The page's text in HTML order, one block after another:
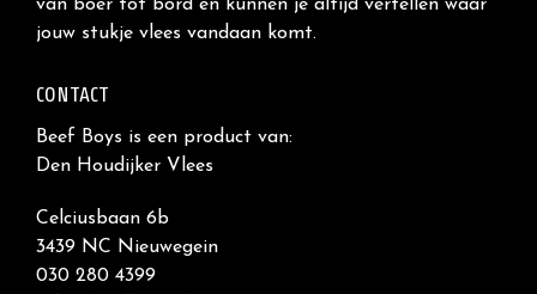
van boer tot bord en kunnen je altijd vertellen waar
jouw stukje vlees vandaan komt.
CONTACT
Beef Boys is een product van:
Den Houdijker Vlees
Celciusbaan 6b
3439 NC Nieuwegein
030 280 4399